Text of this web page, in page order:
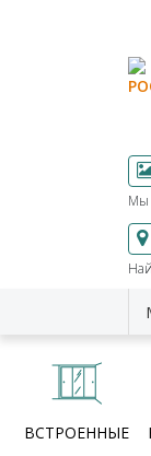
Мы
ВСТРОЕННЫЕ